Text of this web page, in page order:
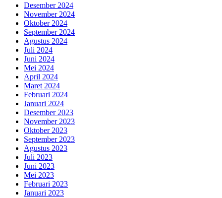
Desember 2024
November 2024
Oktober 2024
September 2024
Agustus 2024
Juli 2024
Juni 2024
Mei 2024
April 2024
Maret 2024
Februari 2024
Januari 2024
Desember 2023
November 2023
Oktober 2023
September 2023
Agustus 2023
Juli 2023
Juni 2023
Mei 2023
Februari 2023
Januari 2023